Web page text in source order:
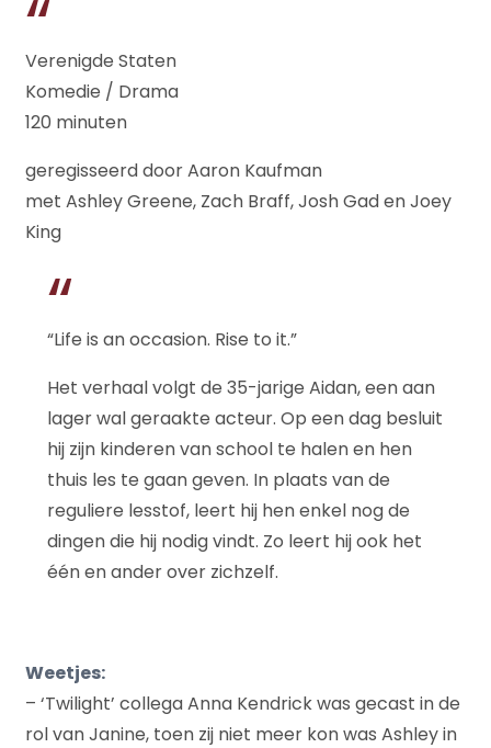
Verenigde Staten
Komedie / Drama
120 minuten
geregisseerd door Aaron Kaufman
met Ashley Greene, Zach Braff, Josh Gad en Joey
King
“Life is an occasion. Rise to it.”
Het verhaal volgt de 35-jarige Aidan, een aan
lager wal geraakte acteur. Op een dag besluit
hij zijn kinderen van school te halen en hen
thuis les te gaan geven. In plaats van de
reguliere lesstof, leert hij hen enkel nog de
dingen die hij nodig vindt. Zo leert hij ook het
één en ander over zichzelf.
Weetjes:
– ‘Twilight’ collega Anna Kendrick was gecast in de
rol van Janine, toen zij niet meer kon was Ashley in